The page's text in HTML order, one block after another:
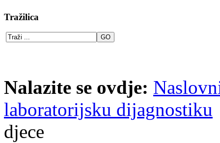
Tražilica
Nalazite se ovdje:
laboratorijsku dijagnostiku
djece